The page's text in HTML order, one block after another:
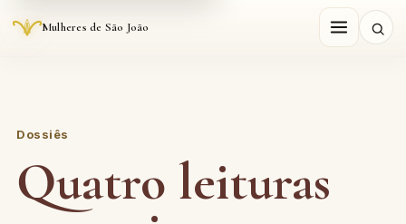
Mulheres de São João
Dossiês
Quatro leituras